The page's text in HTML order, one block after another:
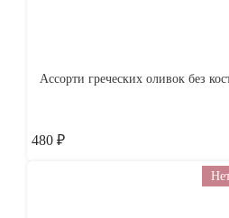
Ассорти греческих оливок без
480 ₽